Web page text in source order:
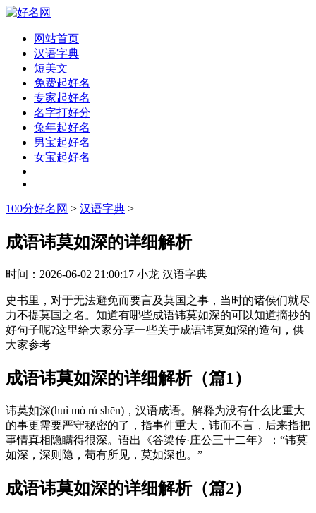
网站首页
汉语字典
短美文
免费起好名
专家起好名
名字打好分
兔年起好名
男宝起好名
女宝起好名
100分好名网 > 汉语字典 >
成语讳莫如深的详细解析
时间： 2026-06-02 21:00:17 小龙 汉语字典
史书里，对于无法避免而要言及莫国之事，当时的诸侯们就尽
力不提莫国之名。知道有哪些成语讳莫如深的可以知道摘抄的
好句子呢?这里给大家分享一些关于成语讳莫如深的造句，供
大家参考
成语讳莫如深的详细解析（篇1）
讳莫如深(huì mò rú shēn)，汉语成语。解释为没有什么比重大
的事更需要严守秘密的了，指事件重大，讳而不言，后来指把
事情真相隐瞒得很深。语出《谷梁传·庄公三十二年》：“讳莫
如深，深则隐，苟有所见，莫如深也。”
成语讳莫如深的详细解析（篇2）